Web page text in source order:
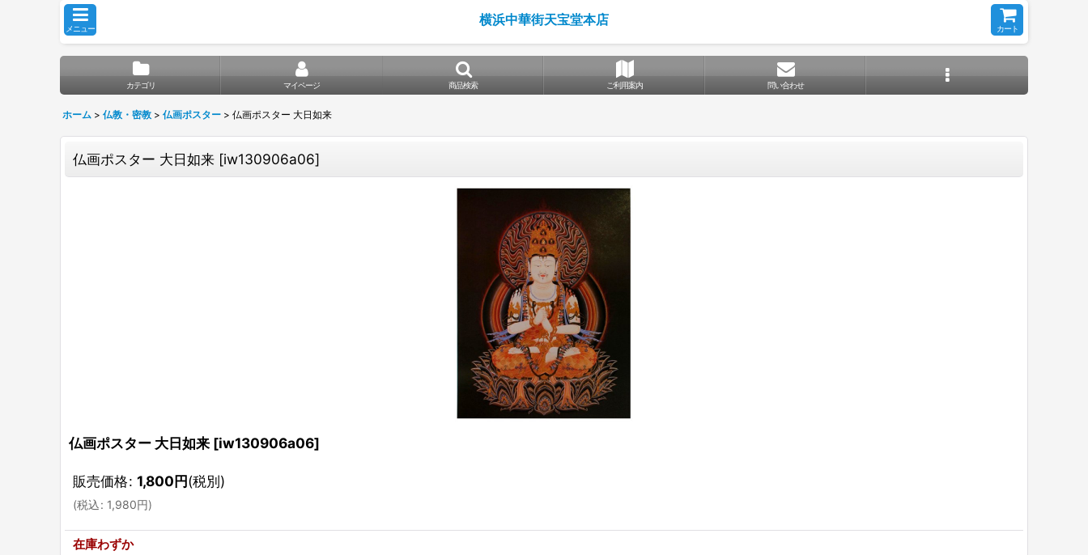
メニュー
横浜中華街天宝堂本店
カート
カテゴリ マイページ 商品検索 ご利用案内 問い合わせ
ホーム > 仏教・密教 > 仏画ポスター > 仏画ポスター 大日如来
仏画ポスター 大日如来 [iw130906a06]
仏画ポスター 大日如来 [iw130906a06]
販売価格: 1,800円(税別)
(税込: 1,980円)
在庫わずか